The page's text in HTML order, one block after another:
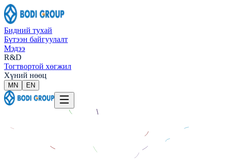
Бидний тухай
Бүтээн байгуулалт
Мэдээ
R&D
Тогтвортой хөгжил
Хүний нөөц
МN EN